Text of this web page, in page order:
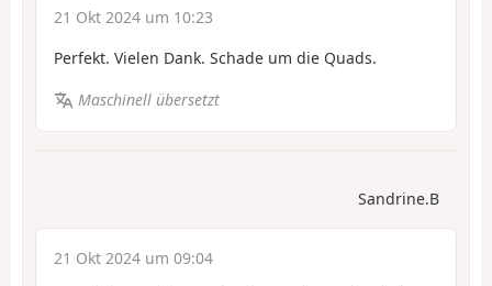
21 Okt 2024 um 10:23
Perfekt. Vielen Dank. Schade um die Quads.
Maschinell übersetzt
Sandrine.B
21 Okt 2024 um 09:04